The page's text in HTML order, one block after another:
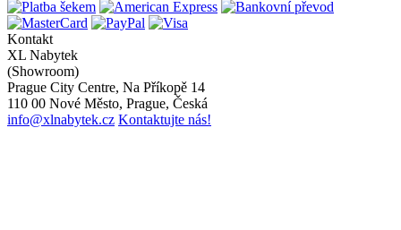
Kontakt
XL Nabytek
(Showroom)
Prague City Centre, Na Příkopě 14
110 00 Nové Město, Prague, Česká
info@xlnabytek.cz Kontaktujte nás!